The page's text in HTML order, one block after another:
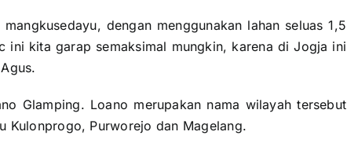
dengan menggunakan lahan seluas 1,5
ini kita garap semaksimal mungkin, karena di Jogja ini
Glamping. Loano merupakan nama wilayah tersebut
Kulonprogo, Purworejo dan Magelang.